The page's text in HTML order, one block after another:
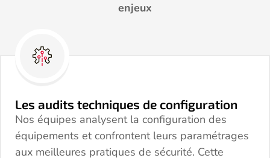
enjeux
Les audits techniques de configuration
Nos équipes analysent la configuration des
équipements et confrontent leurs paramétrages
aux meilleures pratiques de sécurité. Cette